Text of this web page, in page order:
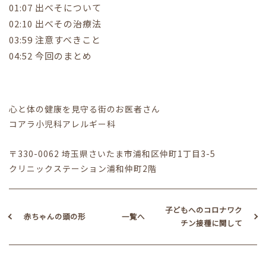
01:07 出べそについて
02:10 出べその治療法
03:59 注意すべきこと
04:52 今回のまとめ
心と体の健康を見守る街のお医者さん
コアラ小児科アレルギー科
〒330-0062 埼玉県さいたま市浦和区仲町1丁目3-5
クリニックステーション浦和仲町2階
赤ちゃんの頭の形 一覧へ
子どもへのコロナワク
チン接種に関して